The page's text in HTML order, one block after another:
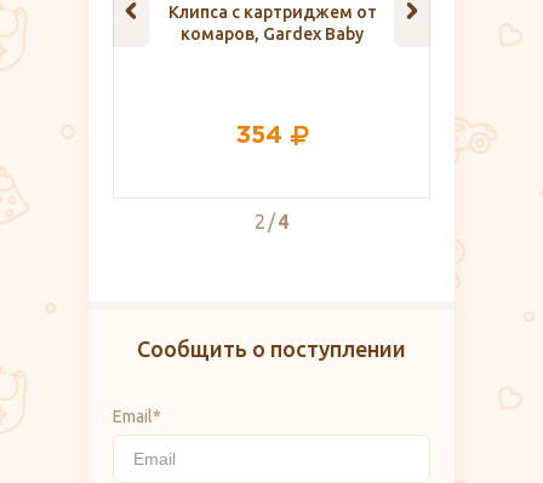
Клипса с картриджем от
комаров, Gardex Baby
354
2 4
Сообщить о поступлении
Email*